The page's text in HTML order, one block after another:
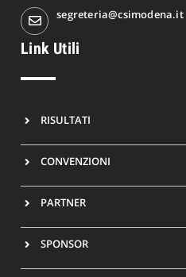
segreteria@csimodena.it
Link Utili
RISULTATI
CONVENZIONI
PARTNER
SPONSOR